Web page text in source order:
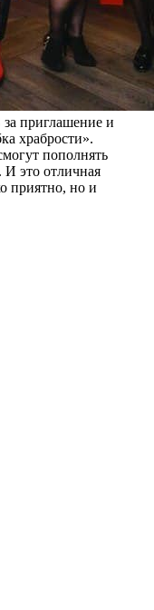
приглашение и
храбрости».
пополнять
И это отличная
приятно, но и